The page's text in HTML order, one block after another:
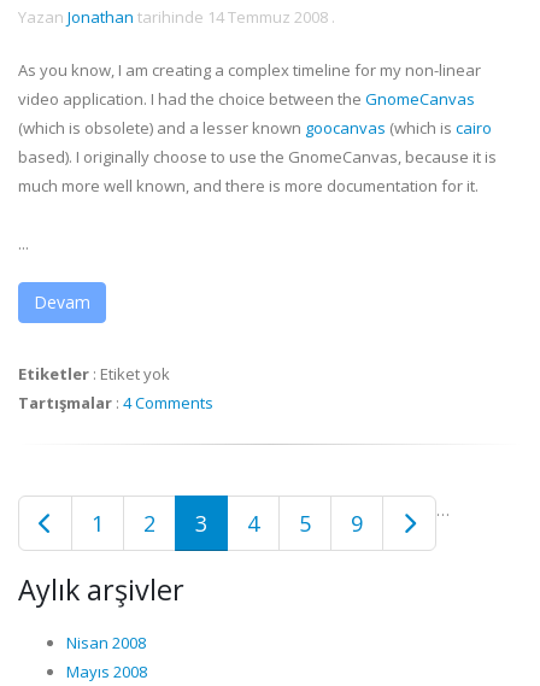
Yazan Jonathan tarihinde 14 Temmuz 2008 .
As you know, I am creating a complex timeline for my non-linear
video application. I had the choice between the GnomeCanvas
(which is obsolete) and a lesser known goocanvas (which is cairo
based). I originally choose to use the GnomeCanvas, because it is
much more well known, and there is more documentation for it.
...
Devam
Etiketler : Etiket yok
Tartışmalar : 4 Comments
1 2 3 4 5 …
9
Aylık arşivler
Nisan 2008
Mayıs 2008